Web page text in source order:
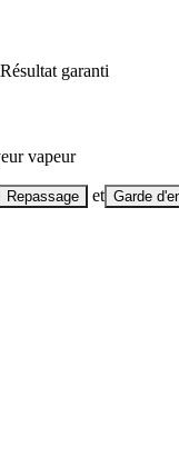
Résultat garanti
vapeur
Repassage et Garde